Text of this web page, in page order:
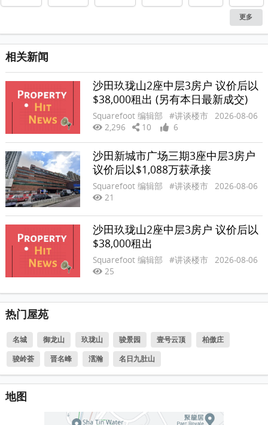
更多
相关新闻
沙田玖珑山2座中层3房户 议价后以
$38,000租出 (另有本日最新成交)
Squarefoot 编辑部 #讲谈楼市
2026-08-06
2,296
10 6
沙田新城市广场三期3座中层3房户
议价后以$1,088万获承接
Squarefoot 编辑部 #讲谈楼市
2026-08-06
21
沙田玖珑山2座中层3房户 议价后以
$38,000租出
Squarefoot 编辑部 #讲谈楼市
2026-08-06
25
热门屋苑
名城 御龙山 玖珑山 骏景园 壹号云顶
柏傲庄
骏岭荟
晋名峰 澐瀚 名日九肚山
地图